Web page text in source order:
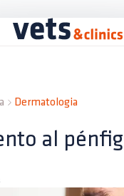
Dermatologia
al